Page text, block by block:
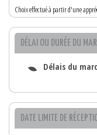
Choix effectué à partir d'une
DÉLAI OU DURÉE DU
Délais du
DATE LIMITE DE